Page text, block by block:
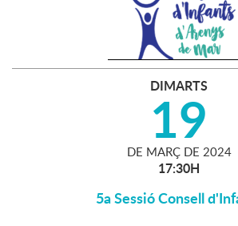
DIMARTS
19
DE MARÇ DE 2024
17:30H
5a Sessió Consell